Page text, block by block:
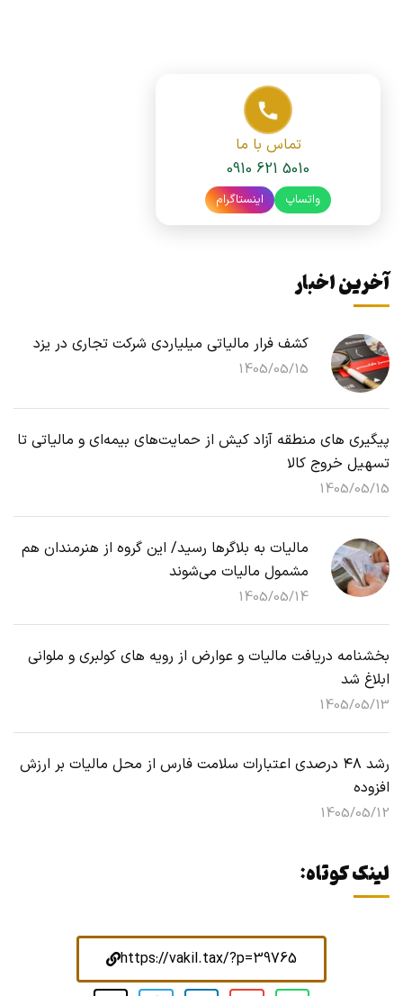
تماس با ما
0910 621 5010
واتساپ اینستاگرام
آخرین اخبار
کشف فرار مالیاتی میلیاردی شرکت تجاری در یزد
1405/05/15
پیگیری های منطقه آزاد کیش از حمایت‌های بیمه‌ای و مالیاتی تا
تسهیل خروج کالا
1405/05/15
مالیات به بلاگرها رسید/ این گروه از هنرمندان هم
مشمول مالیات می‌شوند
1405/05/14
بخشنامه دریافت مالیات و عوارض از رویه های کولبری و ملوانی
ابلاغ شد
1405/05/13
رشد ۴۸ درصدی اعتبارات سلامت فارس از محل مالیات بر ارزش
افزوده
1405/05/12
لینک کوتاه:
https://vakil.tax/?p=39765